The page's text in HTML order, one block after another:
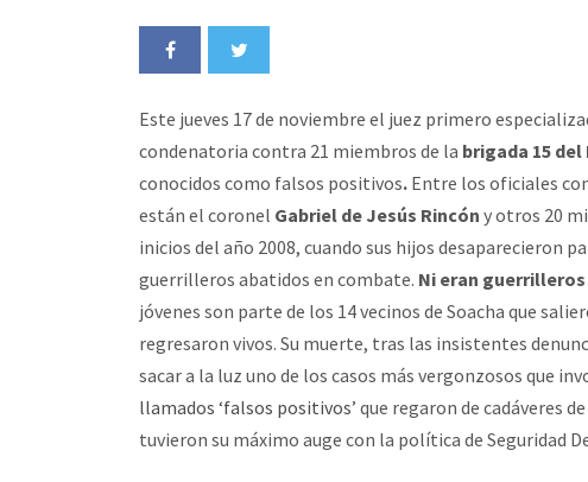
Este jueves 17 de noviembre el juez primero
condenatoria contra 21 miembros de la brigada 15
conocidos como falsos positivos. Entre los oficiales
están el coronel Gabriel de Jesús Rincón y otros 20
inicios del año 2008, cuando sus hijos desaparecieron
guerrilleros abatidos en combate. Ni eran
jóvenes son parte de los 14 vecinos de Soacha que
regresaron vivos. Su muerte, tras las insistentes
sacar a la luz uno de los casos más vergonzosos que
llamados ‘falsos positivos’ que regaron de cadáveres
tuvieron su máximo auge con la política de Seguridad